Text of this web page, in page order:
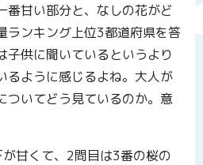
番甘い部分と、なしの花がど
ランキング上位3都道府県を答
子供に聞いているというより
るように感じるよね。大人が
ついてどう見ているのか。意
甘くて、2問目は3番の桜の